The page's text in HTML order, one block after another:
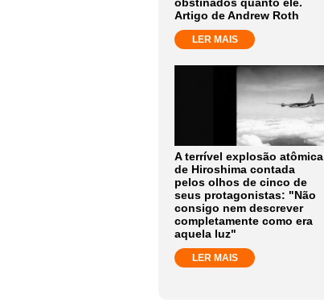
Artigo de Andrew Roth
LER MAIS
A terrível explosão atômica
de Hiroshima contada
pelos olhos de cinco de
seus protagonistas: "Não
consigo nem descrever
completamente como era
aquela luz"
LER MAIS